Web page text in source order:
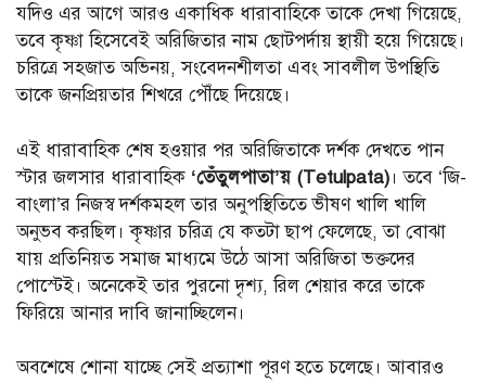
যদিও এর আগে আরও একাধিক ধারাবাহিকে তাকে দেখা গিয়েছে,
তবে কৃষ্ণা হিসেবেই অরিজিতার নাম ছোটপর্দায় স্থায়ী হয়ে গিয়েছে।
চরিত্রে সহজাত অভিনয়, সংবেদনশীলতা এবং সাবলীল উপস্থিতি
তাকে জনপ্রিয়তার শিখরে পৌঁছে দিয়েছে।
এই ধারাবাহিক শেষ হওয়ার পর অরিজিতাকে দর্শক দেখতে পান
স্টার জলসার ধারাবাহিক ‘তেঁতুলপাতা’য় (Tetulpata)। তবে ‘জি-
বাংলা’র নিজস্ব দর্শকমহল তার অনুপস্থিতিতে ভীষণ খালি খালি
অনুভব করছিল। কৃষ্ণার চরিত্র যে কতটা ছাপ ফেলেছে, তা বোঝা
যায় প্রতিনিয়ত সমাজ মাধ্যমে উঠে আসা অরিজিতা ভক্তদের
পোস্টেই। অনেকেই তার পুরনো দৃশ্য, রিল শেয়ার করে তাকে
ফিরিয়ে আনার দাবি জানাচ্ছিলেন।
অবশেষে শোনা যাচ্ছে সেই প্রত্যাশা পূরণ হতে চলেছে। আবারও